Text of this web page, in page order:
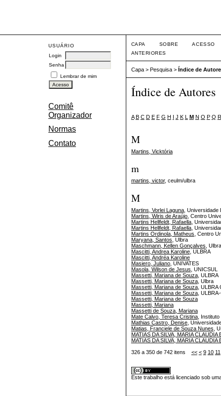
USUÁRIO
Login
Senha
Lembrar de mim
Comitê
Organizador
Normas
Contato
CAPA SOBRE
ACESSO
ANTERIORES
Capa> Pesquisa> Índice de
Índice de Autores
A B C D E F G H I J K L M N O P Q R
M
Martins, Vicktória
m
martins, victor, ceulm/ulbra
M
Martins, Vorlei Laguna, Universidade
Martins, Wiris de Araújo, Centro
Martins Hellfeldt, Rafaella,
Martins Hellfeldt, Rafaella,
Martins Ordinola, Matheus , Centro
Maryana, Santos , Ulbra
Maschmann, Kellen Gonçalves , Ulbra
Mascitti, Andrea Karoline, ULBRA
Mascitti, Andréa Karoline
Masiero, Juliano, UNIVATES
Masola, Wilson de Jesus , UNICSUL
Massetti, Mariana de Souza, ULBRA
Massetti, Mariana de Souza, Ulbra
Massetti, Mariana de Souza, ULBRA
Massetti, Mariana de Souza,
Massetti, Mariana de Souza
Massetti, Mariana
Massetti de Souza, Mariana
Mate Calvo, Teresa Cristina, Instituto
Mathias Castro, Denise,
Matias, Franciele de Souza Nunes ,
MATIAS DA SILVA, MARIA CLAUDIA
MATIAS DA SILVA, MARIA CLAUDIA
326 a 350 de 742 itens << < 9 10 11
Este trabalho está licenciado sob